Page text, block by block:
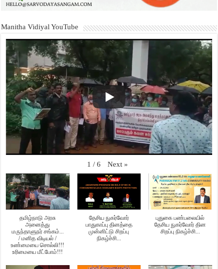
Manitha Vidiyal YouTube
1 / 6 Next »
தமிழ்நாடு அரசு
அனைத்து
மருந்தாளுநர் சங்கம்...
/ மனித விடியல் /
உண்மையை சொல்லி!!!
உரிமையை மீட்போம்!!!
தேசிய நுகர்வோர்
பாதுகாப்பு தினத்தை
முன்னிட்டு சிறப்பு
நிகழ்ச்சி...
புதுகை பண்பலையில்
தேசிய நுகர்வோர் தின
சிறப்பு நிகழ்ச்சி...